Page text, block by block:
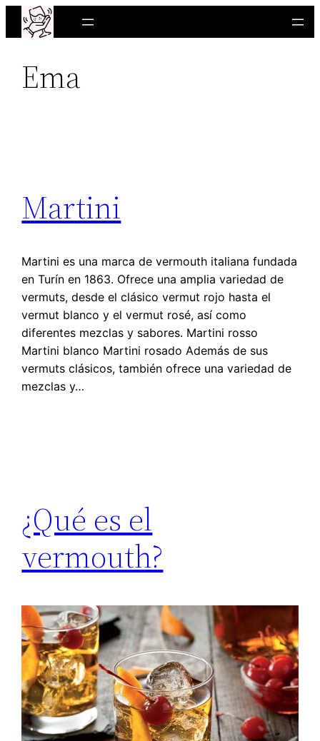
Saltar
al
Ema
Martini
Martini es una marca de vermouth italiana fundada
en Turín en 1863. Ofrece una amplia variedad de
vermuts, desde el clásico vermut rojo hasta el
vermut blanco y el vermut rosé, así como
diferentes mezclas y sabores. Martini rosso
Martini blanco Martini rosado Además de sus
vermuts clásicos, también ofrece una variedad de
mezclas y…
¿Qué es el
vermouth?